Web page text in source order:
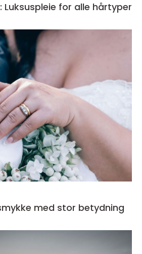
for alle hårtyper
lite smykke med stor betydning